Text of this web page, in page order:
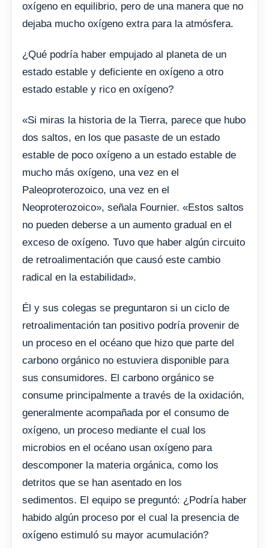
oxígeno en equilibrio, pero de una manera que no
dejaba mucho oxígeno extra para la atmósfera.
¿Qué podría haber empujado al planeta de un
estado estable y deficiente en oxígeno a otro
estado estable y rico en oxígeno?
«Si miras la historia de la Tierra, parece que hubo
dos saltos, en los que pasaste de un estado
estable de poco oxígeno a un estado estable de
mucho más oxígeno, una vez en el
Paleoproterozoico, una vez en el
Neoproterozoico», señala Fournier. «Estos saltos
no pueden deberse a un aumento gradual en el
exceso de oxígeno. Tuvo que haber algún circuito
de retroalimentación que causó este cambio
radical en la estabilidad».
Él y sus colegas se preguntaron si un ciclo de
retroalimentación tan positivo podría provenir de
un proceso en el océano que hizo que parte del
carbono orgánico no estuviera disponible para
sus consumidores. El carbono orgánico se
consume principalmente a través de la oxidación,
generalmente acompañada por el consumo de
oxígeno, un proceso mediante el cual los
microbios en el océano usan oxígeno para
descomponer la materia orgánica, como los
detritos que se han asentado en los
sedimentos. El equipo se preguntó: ¿Podría haber
habido algún proceso por el cual la presencia de
oxígeno estimuló su mayor acumulación?